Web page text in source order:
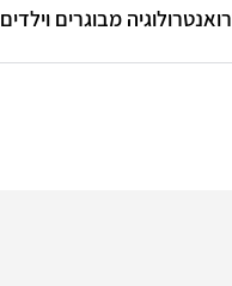
מבוגרים וילדים